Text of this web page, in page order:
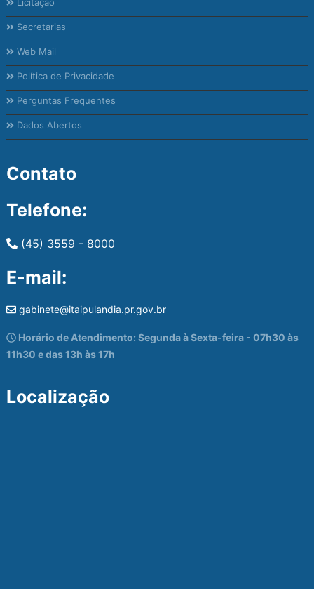
Licitação
Secretarias
Web Mail
Política de Privacidade
Perguntas Frequentes
Dados Abertos
Contato
Telefone:
(45) 3559 - 8000
E-mail:
gabinete@itaipulandia.pr.gov.br
Horário de Atendimento: Segunda à Sexta-feira - 07h30 às
11h30 e das 13h às 17h
Localização